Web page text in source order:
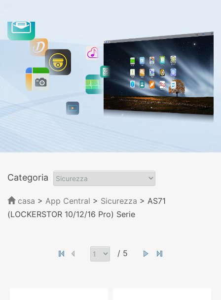
Categoria
casa > App Central > Sicurezza > AS71
(LOCKERSTOR 10/12/16 Pro) Serie
/ 5